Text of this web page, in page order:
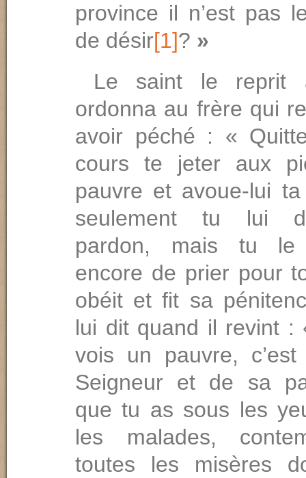
province il n’est pas
de désir[1]? »
Le saint le reprit
ordonna au frère qui
avoir péché : «
cours te jeter aux
pauvre et avoue-lui
seulement tu lui
pardon, mais tu le
encore de prier pour
obéit et fit sa
lui dit quand il revint :
vois un pauvre, c’est
Seigneur et de sa
que tu as sous les
les malades,
toutes les misères